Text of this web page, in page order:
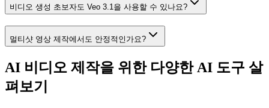
비디오 생성 초보자도 Veo 3.1을 사용할 수 있나요?
멀티샷 영상 제작에서도 안정적인가요?
AI 비디오 제작을 위한 다양한 AI 도구 살
펴보기